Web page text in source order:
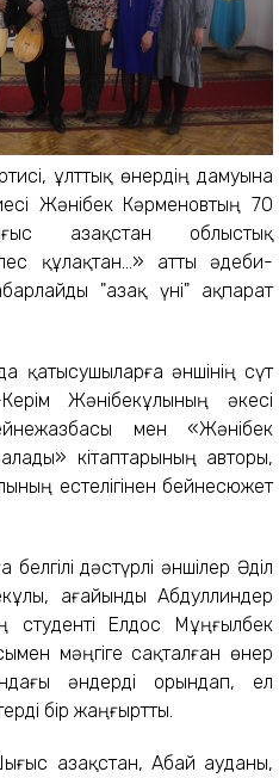
ұлттық өнердің дамуына
Жәнібек Кәрменовтың 70
Қазақстан облыстық
құлақтан...» атты әдеби-
"Қазақ үні" ақпарат
қатысушыларға әншінің сүт
Жәнібекұлының әкесі
мен «Жәнібек
кітаптарының авторы,
естелігінен бейнесюжет
дәстүрлі әншілер Әділ
ағайынды Абдуллиндер
студенті Елдос Мұңғылбек
мәңгіге сақталған өнер
әндерді орындап, ел
бір жаңғыртты.
Қазақстан, Абай ауданы,